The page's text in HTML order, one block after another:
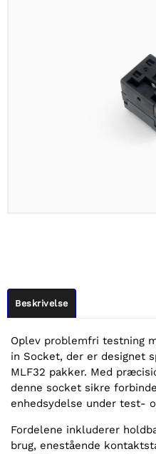
Beskrivelse
Oplev problemfri testning
in Socket, der er designet
MLF32 pakker. Med
denne socket sikre
enhedsydelse under test-
Fordelene inkluderer
brug, enestående